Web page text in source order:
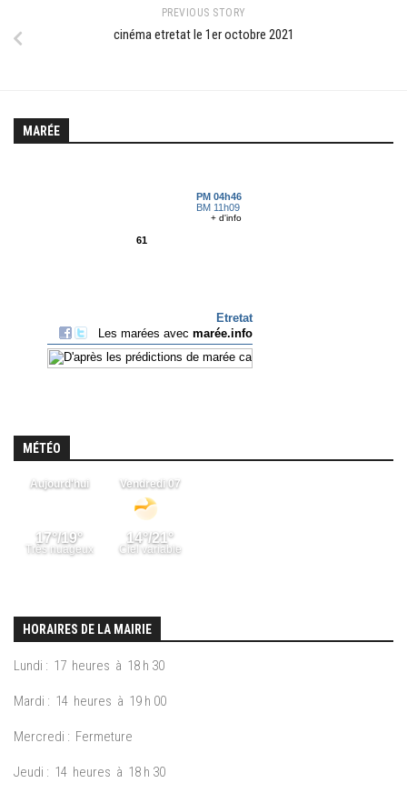
PREVIOUS STORY
cinéma etretat le 1er octobre 2021
MARÉE
MÉTÉO
HORAIRES DE LA MAIRIE
Lundi : 17 heures à 18 h 30
Mardi : 14 heures à 19 h 00
Mercredi : Fermeture
Jeudi : 14 heures à 18 h 30